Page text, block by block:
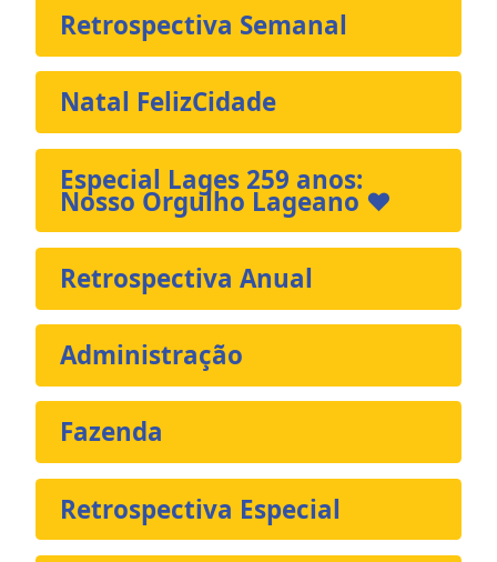
Retrospectiva Semanal
Natal FelizCidade
Especial Lages 259 anos:
Nosso Orgulho Lageano ❤️
Retrospectiva Anual
Administração
Fazenda
Retrospectiva Especial